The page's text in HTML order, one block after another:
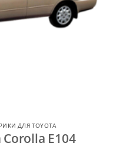
ДЛЯ TOYOTA
E104